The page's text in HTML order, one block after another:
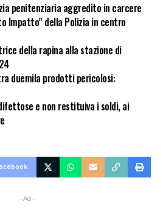
penitenziaria aggredito in carcere
Impatto” della Polizia in centro
della rapina alla stazione di
duemila prodotti pericolosi:
e non restituiva i soldi, ai
- Ad -